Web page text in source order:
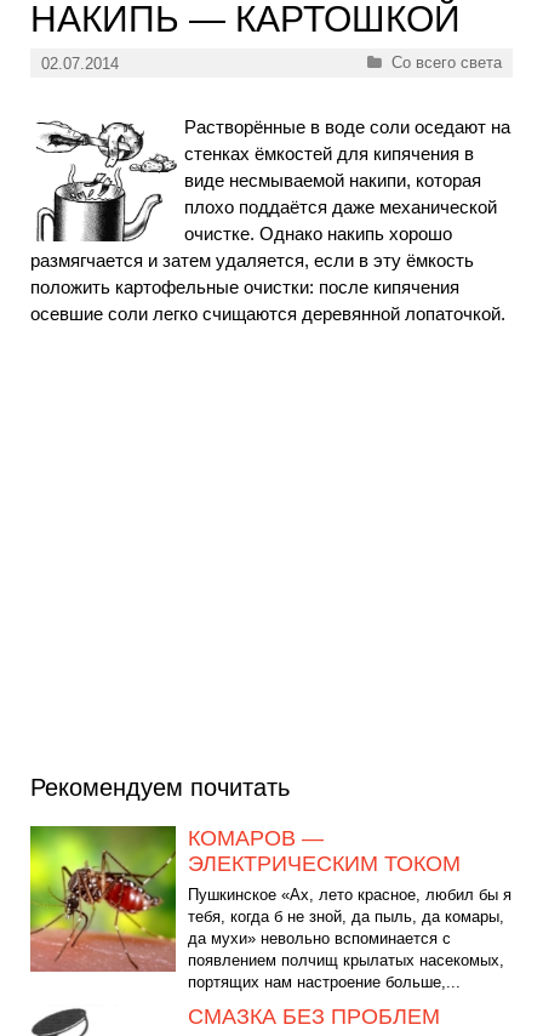
НАКИПЬ — КАРТОШКОЙ
02.07.2014 Рубрики
Со всего света
Растворённые в воде соли оседают на
стенках ёмкостей для кипячения в
виде несмываемой накипи, которая
плохо поддаётся даже механической
очистке. Однако накипь хорошо
размягчается и затем удаляется, если в эту ёмкость
положить картофельные очистки: после кипячения
осевшие соли легко счищаются деревянной лопаточкой.
Рекомендуем почитать
КОМАРОВ —
ЭЛЕКТРИЧЕСКИМ ТОКОМ
Пушкинское «Ах, лето красное, любил бы я
тебя, когда б не зной, да пыль, да комары,
да мухи» невольно вспоминается с
появлением полчищ крылатых насекомых,
портящих нам настроение больше,...
СМАЗКА БЕЗ ПРОБЛЕМ